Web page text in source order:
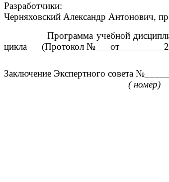
Разработчики:
Черняховский Александр Антонович,
Программа учебной дисциплины
цикла (Протокол
Заключение Экспертного совета
( номер)